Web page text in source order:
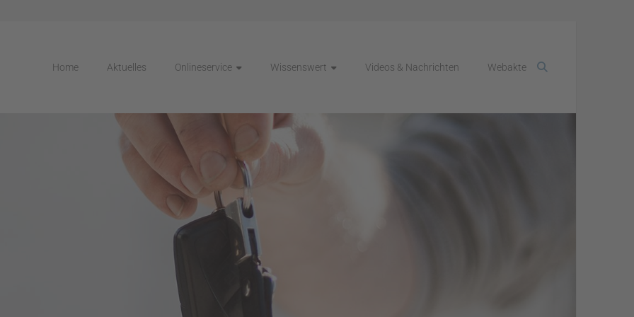
Home Aktuelles Onlineservice Wissenswert Videos & Nachrichten Webakte